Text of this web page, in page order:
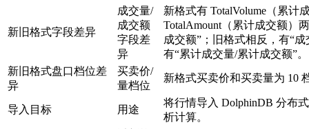
新旧格式字段差异
成交量/
成交额
字段差
异
新格式有 TotalVolume（累计
TotalAmount（累计成交额）
成交额”；旧格式相反，有“
有“累计成交量/累计成交额”。
新旧格式盘口档位差
异
买卖价/
量档位
新格式买卖价和买卖量为 10
导入目标 用途
将行情导入 DolphinDB 分布
析计算。